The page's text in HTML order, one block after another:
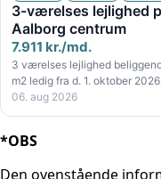
3-værelses lejlighed
Aalborg centrum
7.911 kr./md.
3 værelses lejlighed
m2 ledig fra d. 1. oktober
06. aug 2026
*OBS
Den ovenstående